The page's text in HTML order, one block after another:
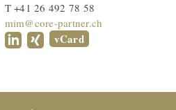
T +41 26 492 78 58
mim@core-partner.ch
vCard